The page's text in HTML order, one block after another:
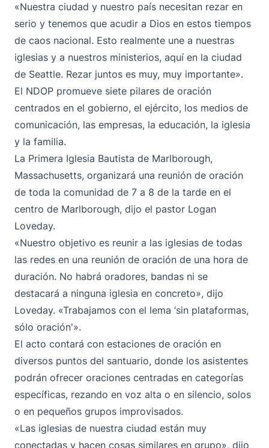
«Nuestra ciudad y nuestro país necesitan rezar en
serio y tenemos que acudir a Dios en estos tiempos
de caos nacional. Esto realmente une a nuestras
iglesias y a nuestros ministerios, aquí en la ciudad
de Seattle. Rezar juntos es muy, muy importante».
El NDOP promueve siete pilares de oración
centrados en el gobierno, el ejército, los medios de
comunicación, las empresas, la educación, la iglesia
y la familia.
La Primera Iglesia Bautista de Marlborough,
Massachusetts, organizará una reunión de oración
de toda la comunidad de 7 a 8 de la tarde en el
centro de Marlborough, dijo el pastor Logan
Loveday.
«Nuestro objetivo es reunir a las iglesias de todas
las redes en una reunión de oración de una hora de
duración. No habrá oradores, bandas ni se
destacará a ninguna iglesia en concreto», dijo
Loveday. «Trabajamos con el lema ‘sin plataformas,
sólo oración'».
El acto contará con estaciones de oración en
diversos puntos del santuario, donde los asistentes
podrán ofrecer oraciones centradas en categorías
específicas, rezando en voz alta o en silencio, solos
o en pequeños grupos improvisados.
«Las iglesias de nuestra ciudad están muy
conectadas y hacen cosas similares en grupo», dijo